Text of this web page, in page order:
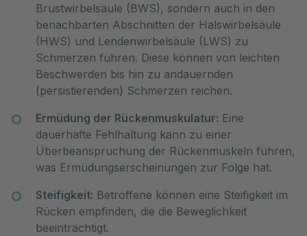
Brustwirbelsäule (BWS), sondern auch in den
benachbarten Abschnitten der Halswirbelsäule
(HWS) und Lendenwirbelsäule (LWS) zu
Schmerzen führen. Diese können von leichten
Beschwerden bis hin zu andauernden
(persistierenden) Schmerzen reichen.
Ermüdung der Rückenmuskulatur: Eine
dauerhafte Fehlhaltung kann zu einer
Überbeanspruchung der Rückenmuskeln führen,
was Ermüdungserscheinungen zur Folge hat.
Steifigkeit: Betroffene können eine Steifigkeit im
Rücken empfinden, die die Beweglichkeit
beeinträchtigt.